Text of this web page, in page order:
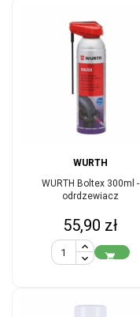
WURTH
WURTH Boltex 300ml -
odrdzewiacz
Cena
55,90 zł
